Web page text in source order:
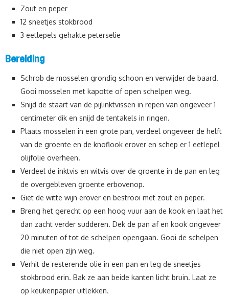
Zout en peper
12 sneetjes stokbrood
3 eetlepels gehakte peterselie
Bereiding
Schrob de mosselen grondig schoon en verwijder de baard.
Gooi mosselen met kapotte of open schelpen weg.
Snijd de staart van de pijlinktvissen in repen van ongeveer 1
centimeter dik en snijd de tentakels in ringen.
Plaats mosselen in een grote pan, verdeel ongeveer de helft
van de groente en de knoflook erover en schep er 1 eetlepel
olijfolie overheen.
Verdeel de inktvis en witvis over de groente in de pan en leg
de overgebleven groente erbovenop.
Giet de witte wijn erover en bestrooi met zout en peper.
Breng het gerecht op een hoog vuur aan de kook en laat het
dan zacht verder sudderen. Dek de pan af en kook ongeveer
20 minuten of tot de schelpen opengaan. Gooi de schelpen
die niet open zijn weg.
Verhit de resterende olie in een pan en leg de sneetjes
stokbrood erin. Bak ze aan beide kanten licht bruin. Laat ze
op keukenpapier uitlekken.